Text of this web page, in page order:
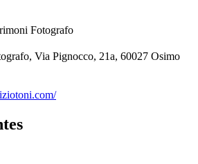
Fotografo
Via Pignocco, 21a, 60027 Osimo